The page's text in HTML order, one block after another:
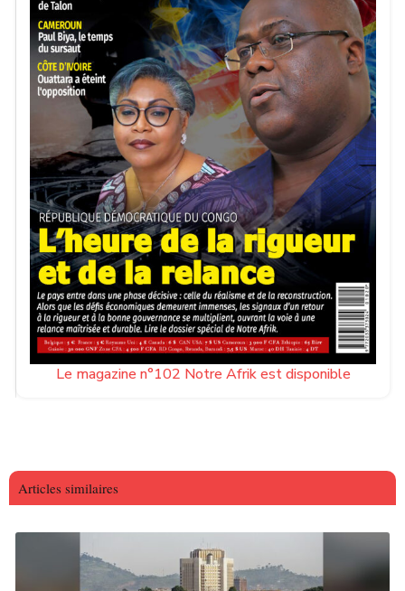
Le magazine n°102 Notre Afrik est disponible
Articles similaires